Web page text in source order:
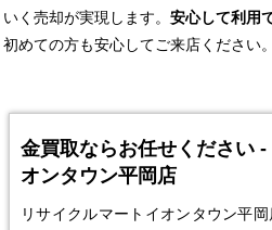
いく売却が実現します。 安心して利用
初めての方も安心してご来店ください。
金買取ならお任せください
オンタウン平岡店
リサイクルマートイオンタウン平